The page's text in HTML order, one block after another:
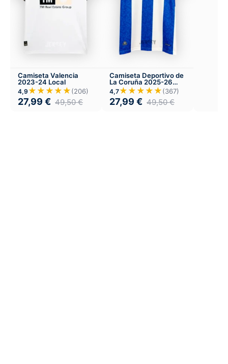
Camiseta Valencia
2023-24 Local
4,9 ★★★★★(206)
27,99 € 49,50€
Camiseta Deportivo de
La Coruña 2025-26
Local
4,7★★★★★(367)
27,99 € 49,50€